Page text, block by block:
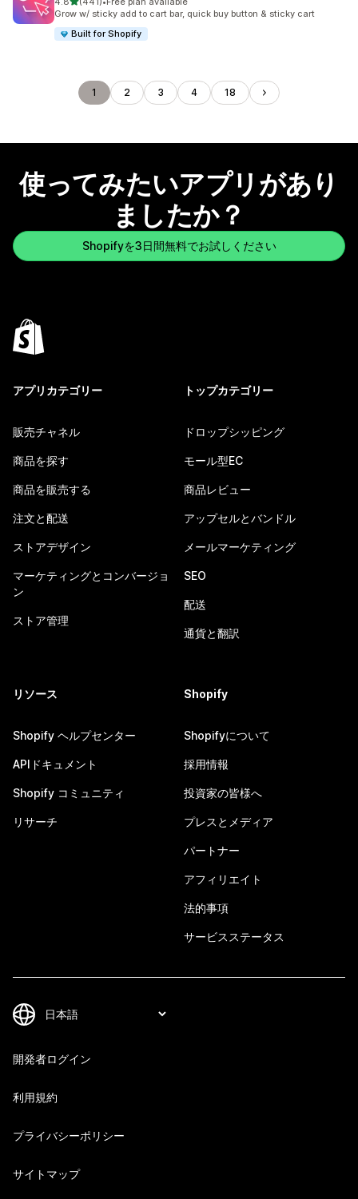
合計レビュー数：441件
Grow w/ sticky add to cart bar, quick buy button & sticky cart
Built for Shopify
1 2 3 4 18
使ってみたいアプリがあり
ましたか？
Shopifyを3日間無料でお試しください
アプリカテゴリー
販売チャネル
商品を探す
商品を販売する
注文と配送
ストアデザイン
マーケティングとコンバージョ
ン
ストア管理
トップカテゴリー
ドロップシッピング
モール型EC
商品レビュー
アップセルとバンドル
メールマーケティング
SEO
配送
通貨と翻訳
リソース
Shopify ヘルプセンター
APIドキュメント
Shopify コミュニティ
リサーチ
Shopify
Shopifyについて
採用情報
投資家の皆様へ
プレスとメディア
パートナー
アフィリエイト
法的事項
サービスステータス
開発者ログイン
利用規約
プライバシーポリシー
サイトマップ